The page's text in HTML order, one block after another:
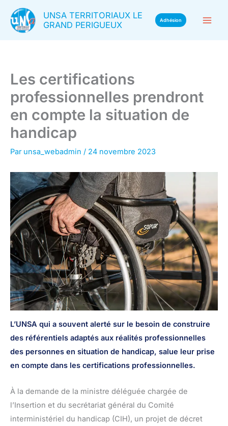
contenu
UNSA TERRITORIAUX LE
GRAND PERIGUEUX
Adhésion
Les certifications
professionnelles prendront
en compte la situation de
handicap
Par unsa_webadmin / 24 novembre 2023
L’UNSA qui a souvent alerté sur le besoin de construire
des référentiels adaptés aux réalités professionnelles
des personnes en situation de handicap, salue leur prise
en compte dans les certifications professionnelles.
À la demande de la ministre déléguée chargée de
l’Insertion et du secrétariat général du Comité
interministériel du handicap (CIH), un projet de décret